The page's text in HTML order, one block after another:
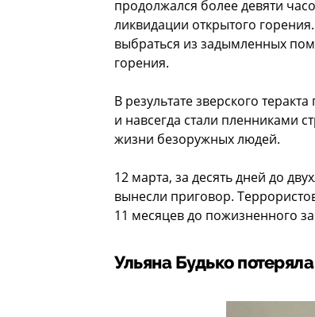
продолжался более девяти
ликвидации открытого
выбраться из задымленных
горения.
В результате зверского
и навсегда стали пленниками
жизни безоружных людей.
12 марта, за десять дней до
вынесли приговор.
11 месяцев до пожизненного
Ульяна Будько